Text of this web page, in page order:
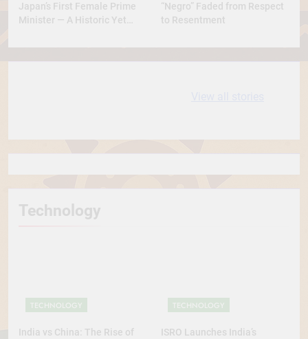
Japan’s First Female Prime
Minister — A Historic Yet
“Negro” Faded from Respect
to Resentment
Technology
TECHNOLOGY
India vs China: The Rise of
TECHNOLOGY
ISRO Launches India’s